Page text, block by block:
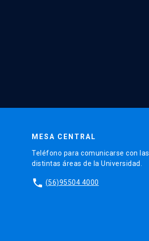
MESA CENTRAL
Teléfono para comunicarse con las
distintas áreas de la Universidad.
phone (56)95504 4000